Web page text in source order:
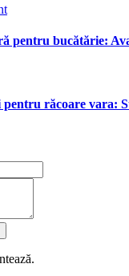
pentru bucătărie:
pentru răcoare vara: